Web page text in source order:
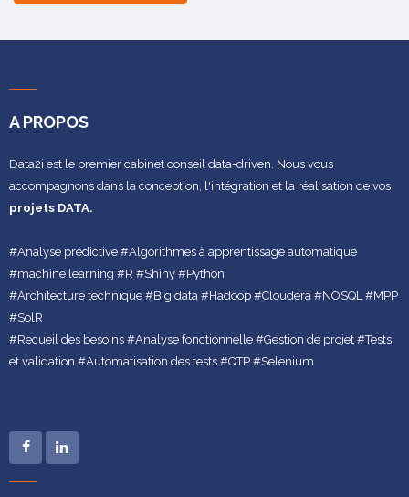
A PROPOS
Data2i est le premier cabinet conseil data-driven. Nous vous
accompagnons dans la conception, l'intégration et la réalisation de vos
projets DATA.
#Analyse prédictive #Algorithmes à apprentissage automatique
#machine learning #R #Shiny #Python
#Architecture technique #Big data #Hadoop #Cloudera #NOSQL #MPP
#SolR
#Recueil des besoins #Analyse fonctionnelle #Gestion de projet #Tests
et validation #Automatisation des tests #QTP #Selenium